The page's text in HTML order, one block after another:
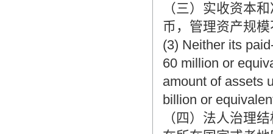
（三）实收资本
币，管理资产规
(3) Neither its
60 million or
amount of assets
billion or
（四）法人治理